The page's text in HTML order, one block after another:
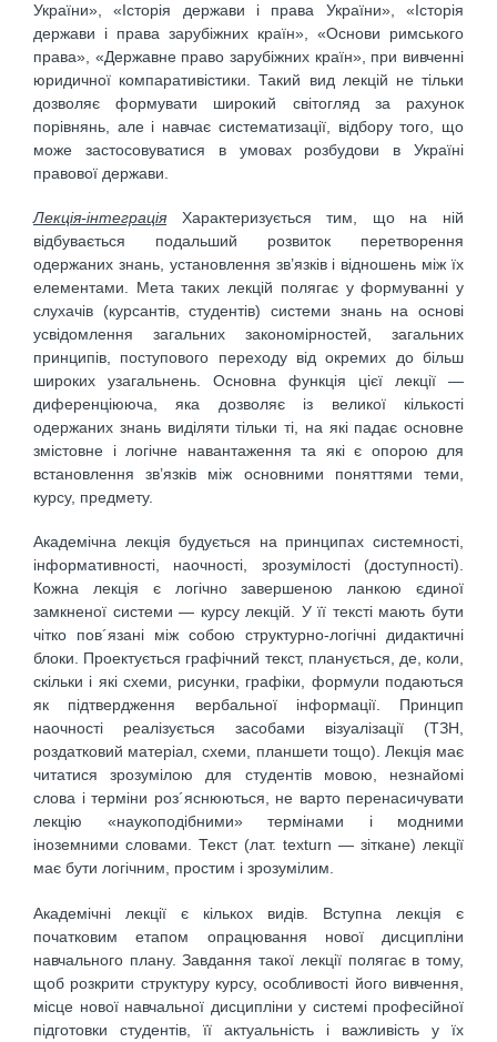
України», «Історія держави і права України», «Історія
держави і права зарубіжних країн», «Основи римського
права», «Державне право зарубіжних країн», при вивченні
юридичної компаративістики. Такий вид лекцій не тільки
дозволяє формувати широкий світогляд за рахунок
порівнянь, але і навчає систематизації, відбору того, що
може застосовуватися в умовах розбудови в Україні
правової держави.
Лекція-інтеграція Характеризується тим, що на ній
відбувається подальший розвиток перетворення
одержаних знань, установлення зв’язків і відношень між їх
елементами. Мета та­ких лекцій полягає у формуванні у
слухачів (курсантів, студентів) системи знань на основі
усвідом­лення загальних закономірностей, загальних
принципів, поступового переходу від окремих до більш
широких узагальнень. Основна функція цієї лекції —
диференціююча, яка дозволяє із великої кількості
одержаних знань виділяти тільки ті, на які падає основне
змістовне і логічне навантаження та які є опорою для
встановлення зв’язків між основними поняттями теми,
курсу, предмету.
Академічна лекція будується на принципах системності,
інформативності, наочності, зрозумілості (доступності).
Кожна лекція є логічно завершеною ланкою єдиної
замкненої системи — курсу лекцій. У її тексті мають бути
чітко пов´язані між собою структурно-логічні дидактичні
блоки. Проектується графічний текст, планується, де, коли,
скільки і які схеми, рисунки, графіки, формули подаються
як підтвердження вербальної інформації. Принцип
наочності реалізується засобами візуалізації (ТЗН,
роздатковий матеріал, схеми, планшети тощо). Лекція має
читатися зрозумілою для студентів мовою, незнайомі
слова і терміни роз´яснюються, не варто перенасичувати
лекцію «наукоподібними» термінами і модними
іноземними словами. Текст (лат. texturn — зіткане) лекції
має бути логічним, простим і зрозумілим.
Академічні лекції є кількох видів. Вступна лекція є
початковим етапом опрацювання нової дисципліни
навчального плану. Завдання такої лекції полягає в тому,
щоб розкрити структуру курсу, особливості його вивчення,
місце нової навчальної дисципліни у системі професійної
підготовки студентів, її актуальність і важливість у їх